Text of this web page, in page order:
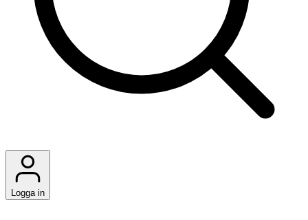
Logga in